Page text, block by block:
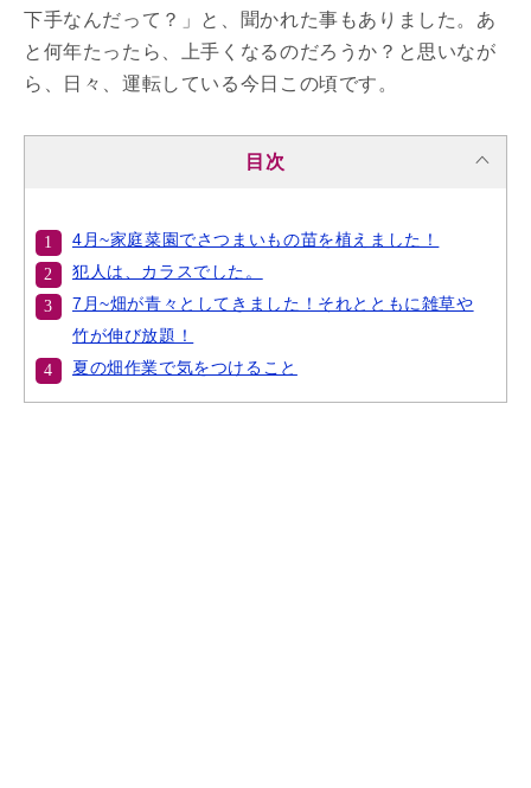
下手なんだって？」と、聞かれた事もありました。あ
と何年たったら、上手くなるのだろうか？と思いなが
ら、日々、運転している今日この頃です。
目次
4月~家庭菜園でさつまいもの苗を植えました！
犯人は、カラスでした。
7月~畑が青々としてきました！それとともに雑草や
竹が伸び放題！
夏の畑作業で気をつけること